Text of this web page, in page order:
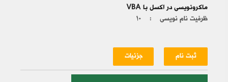
ماکرونویسی در اکسل با VBA
ظرفیت نام نویسی : ۱۰
ثبت نام جزئیات